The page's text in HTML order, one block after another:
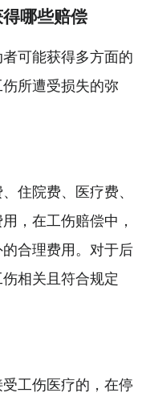
哪些赔偿
可能获得多方面的
所遭受损失的弥
住院费、医疗费、
，在工伤赔偿中，
合理费用。对于后
相关且符合规定
工伤医疗的，在停